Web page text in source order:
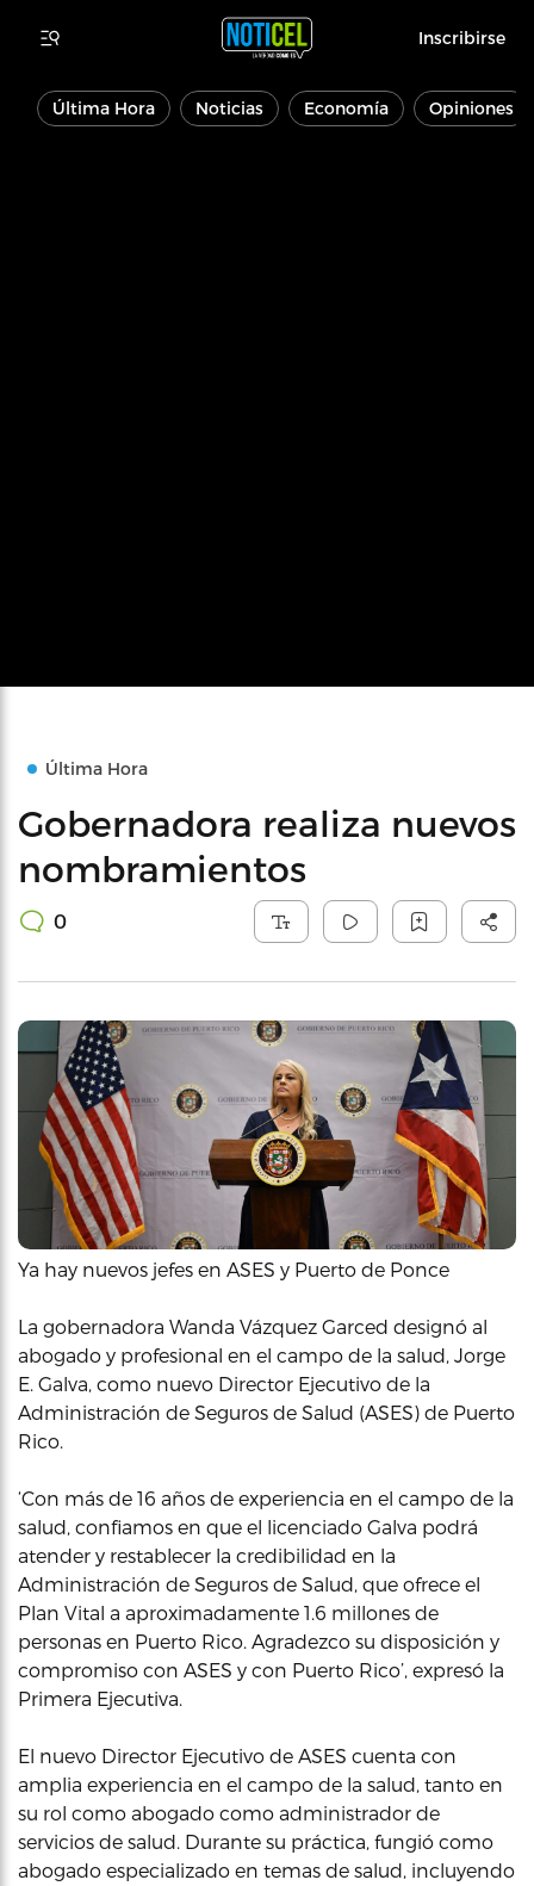
Inscribirse
Última Hora Noticias Economía Opiniones
Última Hora
Gobernadora realiza nuevos
nombramientos
0
Ya hay nuevos jefes en ASES y Puerto de Ponce
La gobernadora Wanda Vázquez Garced designó al
abogado y profesional en el campo de la salud, Jorge
E. Galva, como nuevo Director Ejecutivo de la
Administración de Seguros de Salud (ASES) de Puerto
Rico.
‘Con más de 16 años de experiencia en el campo de la
salud, confiamos en que el licenciado Galva podrá
atender y restablecer la credibilidad en la
Administración de Seguros de Salud, que ofrece el
Plan Vital a aproximadamente 1.6 millones de
personas en Puerto Rico. Agradezco su disposición y
compromiso con ASES y con Puerto Rico’, expresó la
Primera Ejecutiva.
El nuevo Director Ejecutivo de ASES cuenta con
amplia experiencia en el campo de la salud, tanto en
su rol como abogado como administrador de
servicios de salud. Durante su práctica, fungió como
abogado especializado en temas de salud, incluyendo